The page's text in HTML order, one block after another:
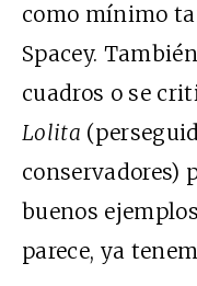
como mínimo
Spacey.
cuadros o se
Lolita
conservadores)
buenos
parece, ya